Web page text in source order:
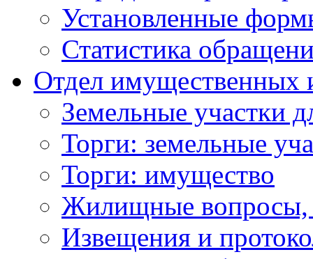
Установленные
Статистика
Отдел имущественных
Земельные участки
Торги: земельные
Торги: имущество
Жилищные вопросы,
Извещения и